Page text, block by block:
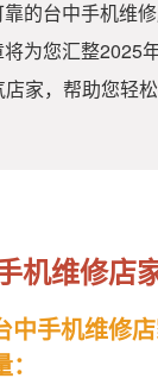
的台中手机维
为您汇整2025
家，帮助您轻
机维修店
中手机维修